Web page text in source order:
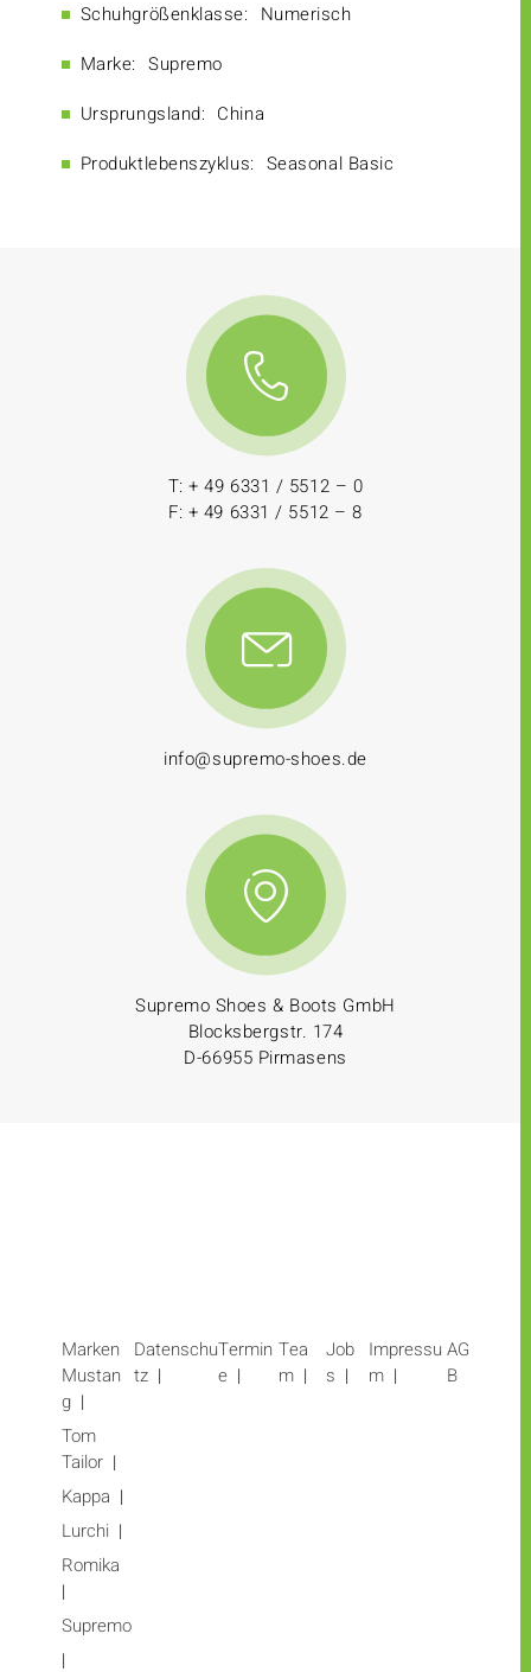
Schuhgrößenklasse: Numerisch
Marke: Supremo
Ursprungsland: China
Produktlebenszyklus: Seasonal Basic
T: + 49 6331 / 5512 – 0
F: + 49 6331 / 5512 – 8
info@supremo-shoes.de
Supremo Shoes & Boots GmbH
Blocksbergstr. 174
D-66955 Pirmasens
Marken
Mustan
g
Tom
Tailor
Kappa
Lurchi
Romika
Supremo
Datenschu
tz
Termin
e
Tea
m
Job
s
Impressu
m
AG
B